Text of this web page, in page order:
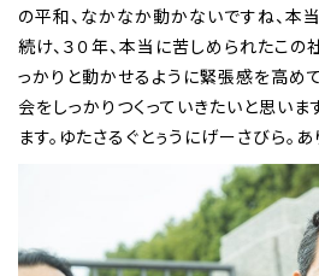
の平和、なかなか動かないですね、本
続け、３０年、本当に苦しめられたこ
っかりと動かせるように緊張感を高め
会をしっかりつくっていきたいと思いま
ます。ゆたさるぐとぅうにげーさびら。